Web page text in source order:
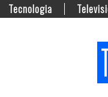
Tecnologia